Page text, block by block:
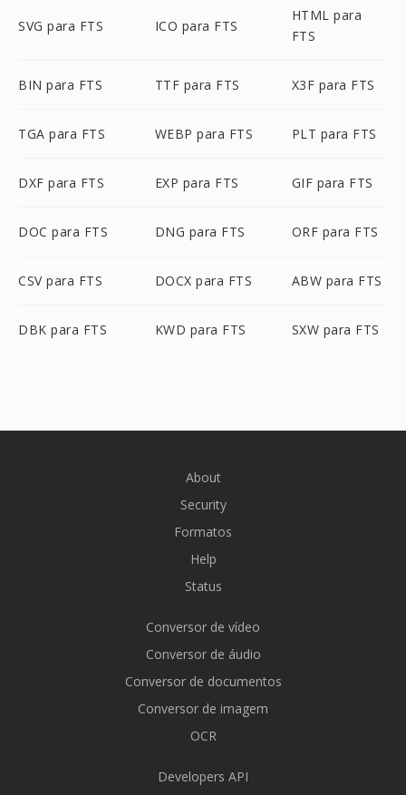
SVG para FTS ICO para FTS
HTML para
FTS
BIN para FTS TTF para FTS X3F para FTS
TGA para FTS WEBP para FTS PLT para FTS
DXF para FTS EXP para FTS GIF para FTS
DOC para FTS DNG para FTS ORF para FTS
CSV para FTS DOCX para FTS ABW para FTS
DBK para FTS KWD para FTS SXW para FTS
About
Security
Formatos
Help
Status
Conversor de vídeo
Conversor de áudio
Conversor de documentos
Conversor de imagem
OCR
Developers API